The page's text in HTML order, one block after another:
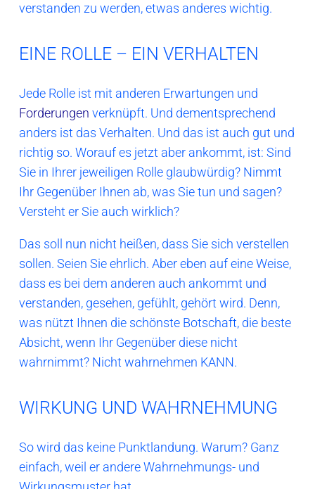
verstanden zu werden, etwas anderes wichtig.
EINE ROLLE – EIN VERHALTEN
Jede Rolle ist mit anderen Erwartungen und
Forderungen verknüpft. Und dementsprechend
anders ist das Verhalten. Und das ist auch gut und
richtig so. Worauf es jetzt aber ankommt, ist: Sind
Sie in Ihrer jeweiligen Rolle glaubwürdig? Nimmt
Ihr Gegenüber Ihnen ab, was Sie tun und sagen?
Versteht er Sie auch wirklich?
Das soll nun nicht heißen, dass Sie sich verstellen
sollen. Seien Sie ehrlich. Aber eben auf eine Weise,
dass es bei dem anderen auch ankommt und
verstanden, gesehen, gefühlt, gehört wird. Denn,
was nützt Ihnen die schönste Botschaft, die beste
Absicht, wenn Ihr Gegenüber diese nicht
wahrnimmt? Nicht wahrnehmen KANN.
WIRKUNG UND WAHRNEHMUNG
So wird das keine Punktlandung. Warum? Ganz
einfach, weil er andere Wahrnehmungs- und